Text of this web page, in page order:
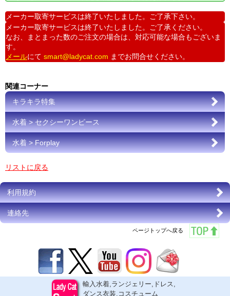
メーカー取寄サービスは終了いたしました。ご了承下さい。
メーカー取寄サービスは終了いたしました。ご了承ください。
なお、まとまった数のご注文の場合は、対応可能な場合もございま
す。
メールにて smart@ladycat.com までお問合せください。
関連コーナー
キラキラ特集
水着 > セクシーワンピース
水着 > Forplay
リストに戻る
利用規約
連絡先
ページトップへ戻る
輸入水着,ランジェリー,ドレス,
ダンス衣装,コスチューム